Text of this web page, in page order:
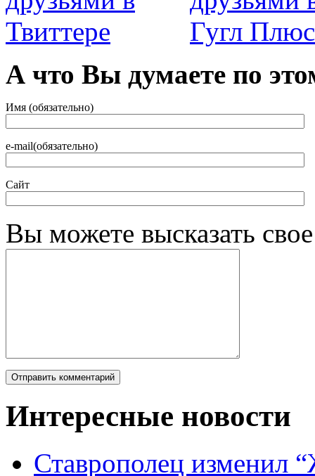
А что Вы думаете по
Имя (обязательно)
e-mail(обязательно)
Сайт
Вы можете высказать
Интересные новости
Ставрополец изменил